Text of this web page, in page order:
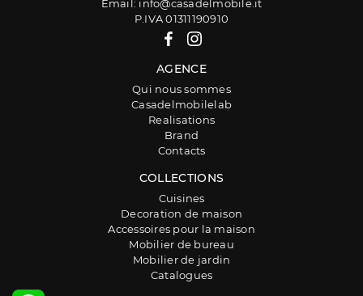
Email: info@casadelmobile.it
P.IVA 01311190910
AGENCE
Qui nous sommes
Casadelmobilelab
Realisations
Brand
Contacts
COLLECTIONS
Cuisines
Decoration de maison
Accessoires pour la maison
Mobilier de bureau
Mobilier de jardin
Catalogues